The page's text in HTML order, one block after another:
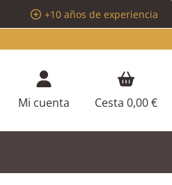
+10 años de experiencia
Mi cuenta Cesta 0,00 €